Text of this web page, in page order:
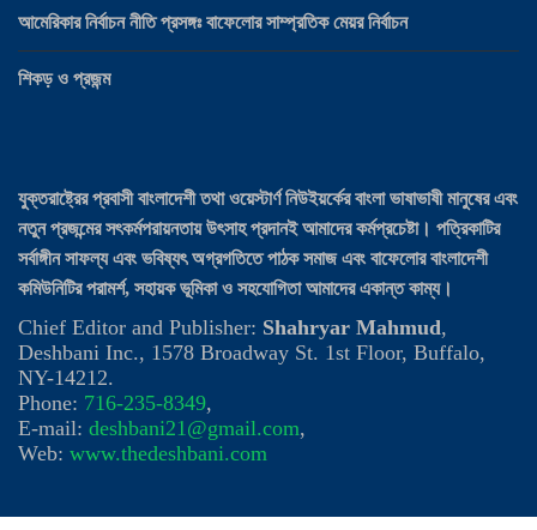
যুক্তরাষ্ট্রের প্রবাসী বাংলাদেশী তথা ওয়েস্টার্ণ নিউইয়র্কের বাংলা ভাষাভাষী মানুষের এবং
নতুন প্রজন্মের সৎকর্মপরায়নতায় উৎসাহ প্রদানই আমাদের কর্মপ্রচেষ্টা। পত্রিকাটির
সর্বাঙ্গীন সাফল্য এবং ভবিষ্যৎ অগ্রগতিতে পাঠক সমাজ এবং বাফেলোর বাংলাদেশী
কমিউনিটির পরামর্শ, সহায়ক ভূমিকা ও সহযোগিতা আমাদের একান্ত কাম্য।
Chief Editor and Publisher: Shahryar Mahmud,
Deshbani Inc., 1578 Broadway St. 1st Floor, Buffalo,
NY-14212.
Phone: 716-235-8349,
E-mail: deshbani21@gmail.com,
Web: www.thedeshbani.com
আমেরিকার নির্বাচন নীতি প্রসঙ্গঃ বাফেলোর সাম্প্রতিক মেয়র নির্বাচন
শিকড় ও প্রজন্ম